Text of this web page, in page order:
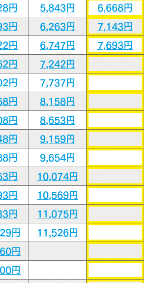
円 5,843円 6,668円
円 6,263円 7,143円
円 6,747円 7,693円
円 7,242円
円 7,737円
円 8,158円
円 8,653円
円 9,159円
円 9,654円
円 10,074円
円 10,569円
円 11,075円
円 11,526円
円
円